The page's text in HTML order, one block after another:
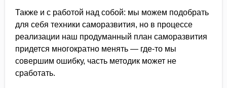
Также и с работой над собой: мы можем подобрать
для себя техники саморазвития, но в процессе
реализации наш продуманный план саморазвития
придется многократно менять — где-то мы
совершим ошибку, часть методик может не
сработать.